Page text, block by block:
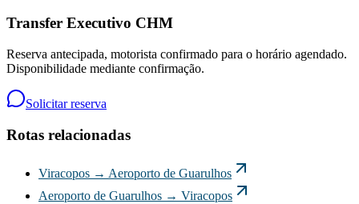
Transfer Executivo CHM
Reserva antecipada, motorista confirmado para o horário agendado.
Disponibilidade mediante confirmação.
Solicitar reserva
Rotas relacionadas
Viracopos → Aeroporto de Guarulhos
Aeroporto de Guarulhos → Viracopos